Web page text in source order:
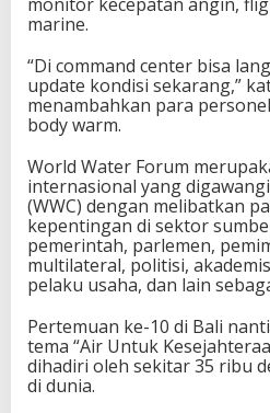
marine.
“Di command center bisa
update kondisi sekarang,”
menambahkan para
body warm.
World Water Forum
internasional yang
(WWC) dengan melibatkan
kepentingan di sektor
pemerintah, parlemen,
multilateral, politisi,
pelaku usaha, dan lain
Pertemuan ke-10 di Bali
tema “Air Untuk
dihadiri oleh sekitar 35 ribu
di dunia.